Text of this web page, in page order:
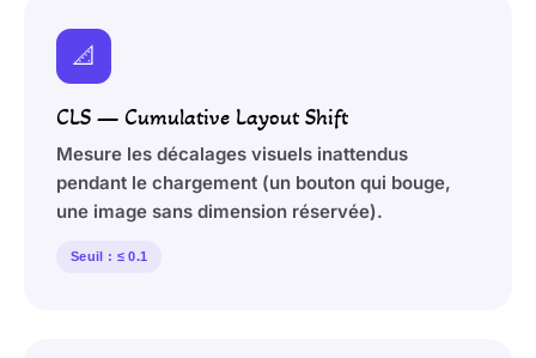
📐
CLS — Cumulative Layout Shift
Mesure les décalages visuels inattendus
pendant le chargement (un bouton qui bouge,
une image sans dimension réservée).
Seuil : ≤ 0.1